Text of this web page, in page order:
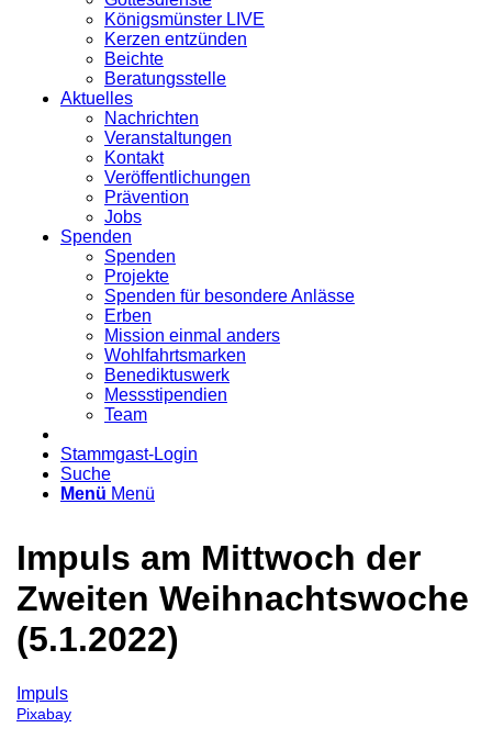
Königsmünster LIVE
Kerzen entzünden
Beichte
Beratungsstelle
Aktuelles
Nachrichten
Veranstaltungen
Kontakt
Veröffentlichungen
Prävention
Jobs
Spenden
Spenden
Projekte
Spenden für besondere Anlässe
Erben
Mission einmal anders
Wohlfahrtsmarken
Benediktuswerk
Messstipendien
Team
Stammgast-Login
Suche
Menü Menü
Impuls am Mittwoch der
Zweiten Weihnachtswoche
(5.1.2022)
Impuls
Pixabay